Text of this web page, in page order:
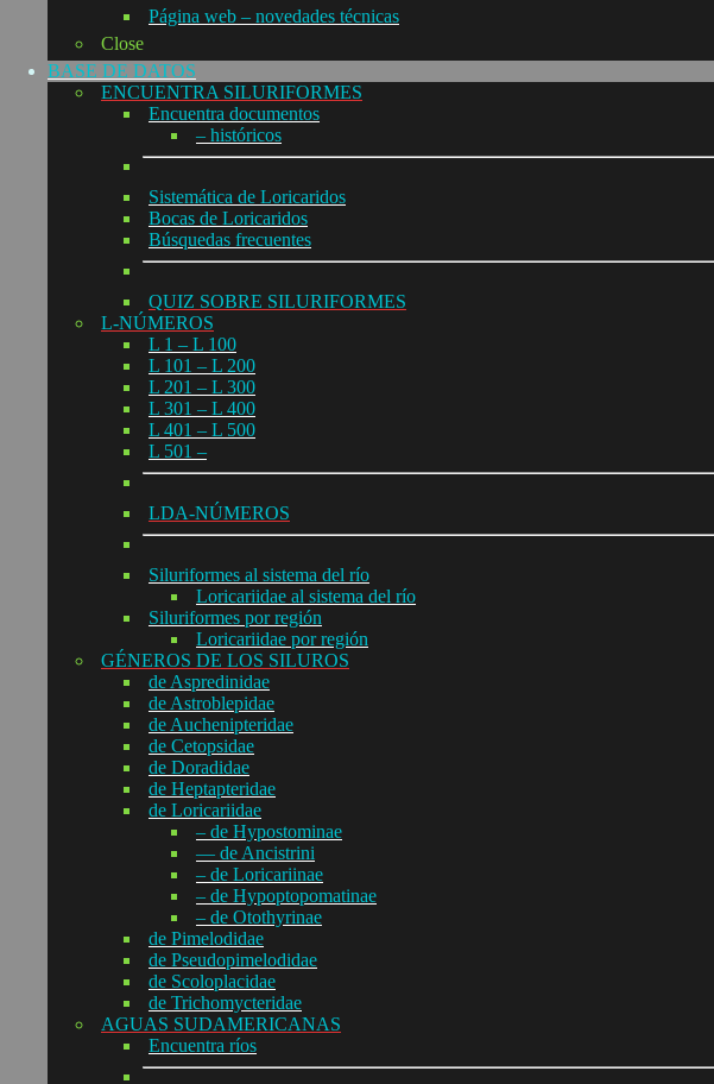
Página web – novedades técnicas
Close
BASE DE DATOS
ENCUENTRA SILURIFORMES
Encuentra documentos
– históricos
Sistemática de Loricaridos
Bocas de Loricaridos
Búsquedas frecuentes
QUIZ SOBRE SILURIFORMES
L-NÚMEROS
L 1 – L 100
L 101 – L 200
L 201 – L 300
L 301 – L 400
L 401 – L 500
L 501 –
LDA-NÚMEROS
Siluriformes al sistema del río
Loricariidae al sistema del río
Siluriformes por región
Loricariidae por región
GÉNEROS DE LOS SILUROS
de Aspredinidae
de Astroblepidae
de Auchenipteridae
de Cetopsidae
de Doradidae
de Heptapteridae
de Loricariidae
– de Hypostominae
— de Ancistrini
– de Loricariinae
– de Hypoptopomatinae
– de Otothyrinae
de Pimelodidae
de Pseudopimelodidae
de Scoloplacidae
de Trichomycteridae
AGUAS SUDAMERICANAS
Encuentra ríos